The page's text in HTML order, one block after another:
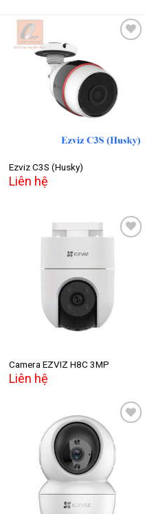
Add to
wishlist
Ezviz C3S (Husky)
Liên hệ
Add to
Camera EZVIZ H8C 3MP
Liên hệ
wishlist